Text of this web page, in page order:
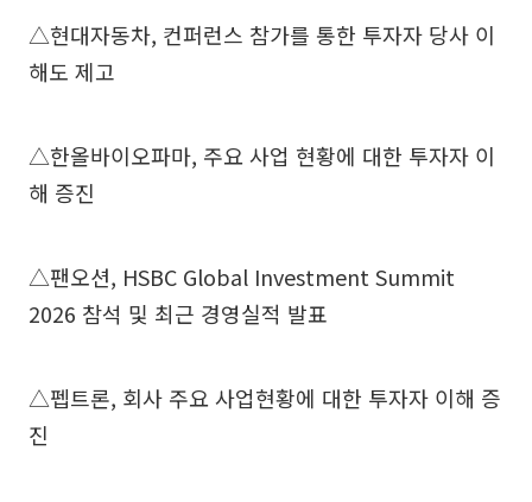
△현대자동차, 컨퍼런스 참가를 통한 투자자 당사 이
해도 제고
△한올바이오파마, 주요 사업 현황에 대한 투자자 이
해 증진
△팬오션, HSBC Global Investment Summit
2026 참석 및 최근 경영실적 발표
△펩트론, 회사 주요 사업현황에 대한 투자자 이해 증
진